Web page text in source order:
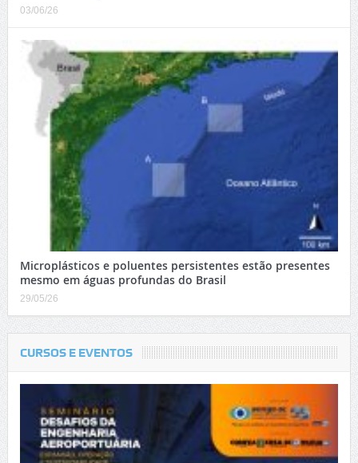
03/06/26
Microplásticos e poluentes persistentes estão presentes
mesmo em águas profundas do Brasil
29/05/26
CURSOS E EVENTOS